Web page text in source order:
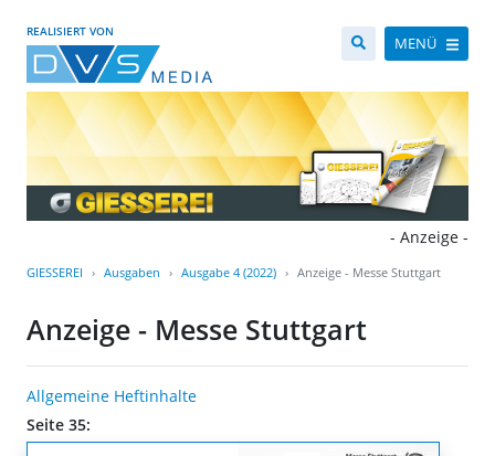
REALISIERT VON
MENÜ
- Anzeige -
GIESSEREI Ausgaben Ausgabe 4 (2022) Anzeige - Messe Stuttgart
Anzeige - Messe Stuttgart
Allgemeine Heftinhalte
Seite 35: